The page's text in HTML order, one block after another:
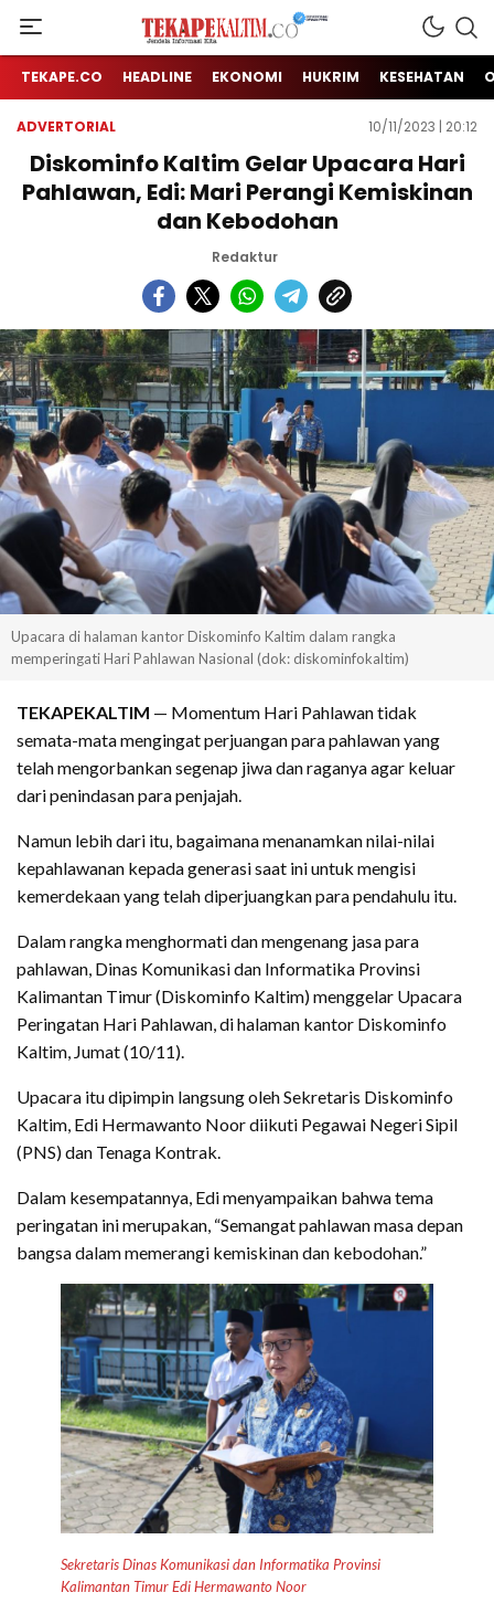
TEKAPE KALTIM
Jendela Informasi Kita
TEKAPE.CO HEADLINE EKONOMI HUKRIM KESEHATAN
ADVERTORIAL 10/11/2023 | 20:12
Diskominfo Kaltim Gelar Upacara Hari
Pahlawan, Edi: Mari Perangi Kemiskinan
dan Kebodohan
Redaktur
Upacara di halaman kantor Diskominfo Kaltim dalam rangka
memperingati Hari Pahlawan Nasional (dok: diskominfokaltim)
TEKAPEKALTIM — Momentum Hari Pahlawan tidak
semata-mata mengingat perjuangan para pahlawan yang
telah mengorbankan segenap jiwa dan raganya agar keluar
dari penindasan para penjajah.
Namun lebih dari itu, bagaimana menanamkan nilai-nilai
kepahlawanan kepada generasi saat ini untuk mengisi
kemerdekaan yang telah diperjuangkan para pendahulu itu.
Dalam rangka menghormati dan mengenang jasa para
pahlawan, Dinas Komunikasi dan Informatika Provinsi
Kalimantan Timur (Diskominfo Kaltim) menggelar Upacara
Peringatan Hari Pahlawan, di halaman kantor Diskominfo
Kaltim, Jumat (10/11).
Upacara itu dipimpin langsung oleh Sekretaris Diskominfo
Kaltim, Edi Hermawanto Noor diikuti Pegawai Negeri Sipil
(PNS) dan Tenaga Kontrak.
Dalam kesempatannya, Edi menyampaikan bahwa tema
peringatan ini merupakan, “Semangat pahlawan masa depan
bangsa dalam memerangi kemiskinan dan kebodohan.”
Sekretaris Dinas Komunikasi dan Informatika Provinsi
Kalimantan Timur Edi Hermawanto Noor